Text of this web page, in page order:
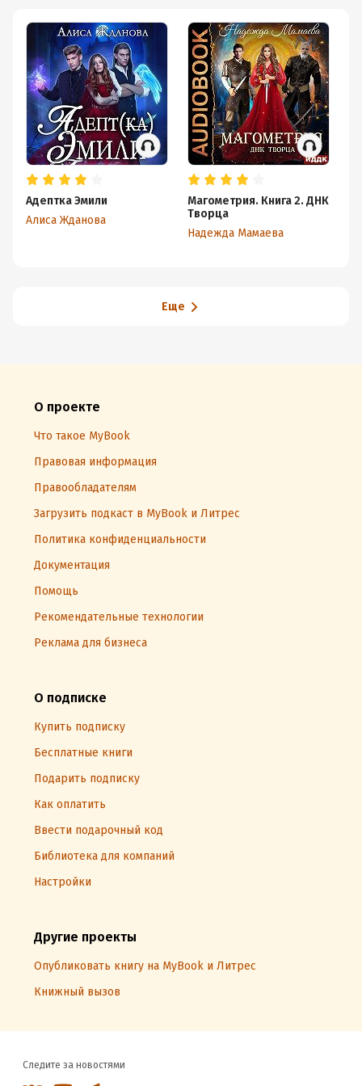
Озвучка так се
Адептка Эмили
Алиса Жданова
Магометрия. Книга 2. ДНК
Творца
Надежда Мамаева
Еще
О проекте
Что такое MyBook
Правовая информация
Правообладателям
Загрузить подкаст в MyBook и Литрес
Политика конфиденциальности
Документация
Помощь
Рекомендательные технологии
Реклама для бизнеса
О подписке
Купить подписку
Бесплатные книги
Подарить подписку
Как оплатить
Ввести подарочный код
Библиотека для компаний
Настройки
Другие проекты
Опубликовать книгу на MyBook и Литрес
Книжный вызов
Следите за новостями